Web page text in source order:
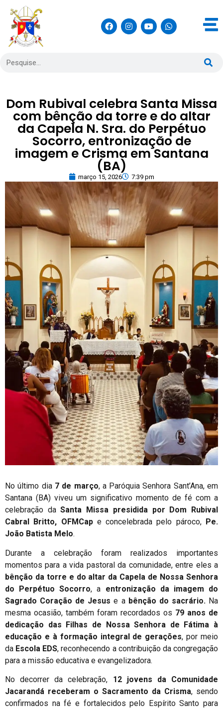
Dom Rubival celebra Santa Missa
com bênção da torre e do altar
da Capela N. Sra. do Perpétuo
Socorro, entronização de
imagem e Crisma em Santana
(BA)
março 15, 2026 7:39 pm
No último dia 7 de março, a Paróquia Senhora Sant’Ana, em
Santana (BA) viveu um significativo momento de fé com a
celebração daSanta Missa presidida por Dom Rubival
Cabral Britto, OFMCape concelebrada pelo pároco, Pe.
João Batista Melo.
Durante a celebração foram realizados importantes
momentos para a vida pastoral da comunidade, entre eles a
bênção da torre e do altar da Capela de Nossa Senhora
do Perpétuo Socorro, a entronização da imagem do
Sagrado Coração de Jesus e a bênção do sacrário. Na
mesma ocasião, também foram recordados os 79 anos de
dedicação das Filhas de Nossa Senhora de Fátima à
educação e à formação integral de gerações, por meio
da Escola EDS, reconhecendo a contribuição da congregação
para a missão educativa e evangelizadora.
No decorrer da celebração, 12 jovens da Comunidade
Jacarandá receberam o Sacramento da Crisma, sendo
confirmados na fé e fortalecidos pelo Espírito Santo para